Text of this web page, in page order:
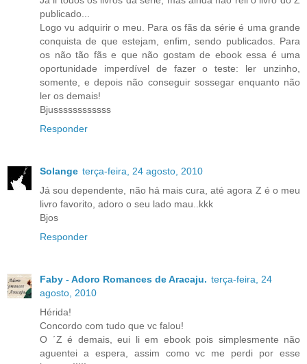
publicado...
Logo vu adquirir o meu. Para os fãs da série é uma grande
conquista de que estejam, enfim, sendo publicados. Para
os não tão fãs e que não gostam de ebook essa é uma
oportunidade imperdível de fazer o teste: ler unzinho,
somente, e depois não conseguir sossegar enquanto não
ler os demais!
Bjussssssssssss
Responder
Solange terça-feira, 24 agosto, 2010
Já sou dependente, não há mais cura, até agora Z é o meu
livro favorito, adoro o seu lado mau..kkk
Bjos
Responder
Faby - Adoro Romances de Aracaju. terça-feira, 24
agosto, 2010
Hérida!
Concordo com tudo que vc falou!
O ´Z é demais, eui li em ebook pois simplesmente não
aguentei a espera, assim como vc me perdi por esse